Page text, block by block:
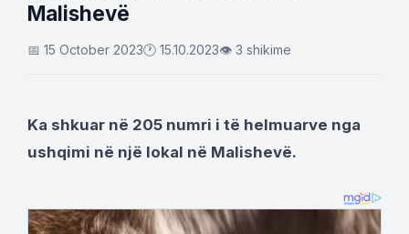
Malishevë
📅 15 October 2023🕐 15.10.2023👁 3 shikime
Ka shkuar në 205 numri i të helmuarve nga
ushqimi në një lokal në Malishevë.